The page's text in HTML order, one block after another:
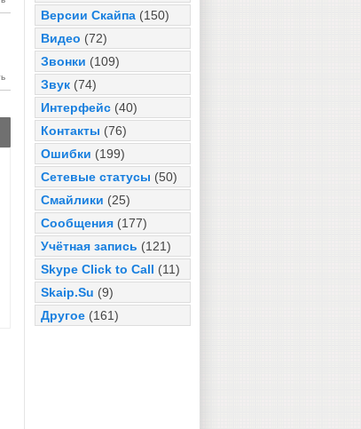
Версии Скайпа (150)
Видео (72)
Звонки (109)
Звук (74)
Интерфейс (40)
Контакты (76)
Ошибки (199)
Сетевые статусы (50)
Смайлики (25)
Сообщения (177)
Учётная запись (121)
Skype Click to Call (11)
Skaip.Su (9)
Другое (161)